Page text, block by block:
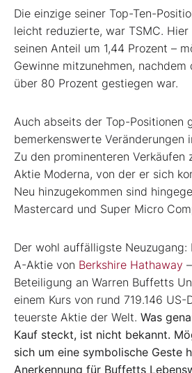
Die einzige seiner Top-Ten-
leicht reduzierte, war TSMC.
seinen Anteil um 1,44 Prozent –
Gewinne mitzunehmen,
über 80 Prozent gestiegen war.
Auch abseits der Top-Positionen
bemerkenswerte Veränderungen
Zu den prominenteren Verkäufen
Aktie Moderna, von der er sich
Neu hinzugekommen sind
Mastercard und Super Micro
Der wohl auffälligste Neuzugang:
A-Aktie von Berkshire Hathaway
Beteiligung an Warren Buffetts
einem Kurs von rund 719.146
teuerste Aktie der Welt. Was
Kauf steckt, ist nicht bekannt.
sich um eine symbolische Geste
Anerkennung für Buffetts